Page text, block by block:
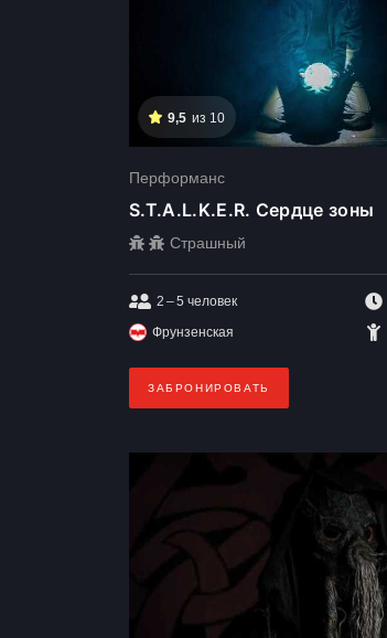
9,5 из 10
Перформанс
S.T.A.L.K.E.R. Сердце зоны
Страшный
2 – 5 человек
Фрунзенская
ЗАБРОНИРОВАТЬ